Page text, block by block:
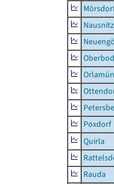
Nausnitz
Poxdorf
Quirla
Rauda